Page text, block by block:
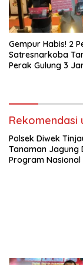
Gempur Habis! 2
Satresnarkoba
Perak Gulung 3
Rekomendasi
Polsek Diwek
Tanaman Jagung
Program Nasional